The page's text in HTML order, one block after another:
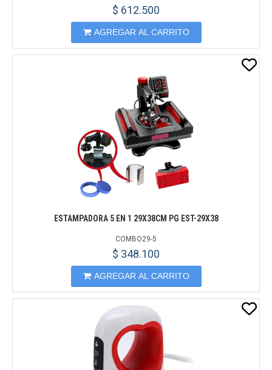
$ 612.500
AGREGAR AL CARRITO
ESTAMPADORA 5 EN 1 29X38CM PG EST-29X38
COMBO29-5
$ 348.100
AGREGAR AL CARRITO